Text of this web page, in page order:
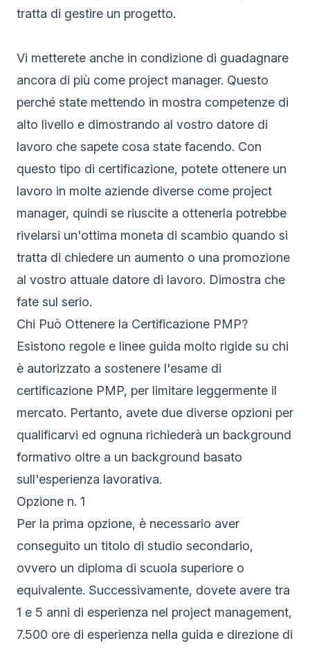
tratta di gestire un progetto.
Vi metterete anche in condizione di guadagnare
ancora di più come project manager. Questo
perché state mettendo in mostra competenze di
alto livello e dimostrando al vostro datore di
lavoro che sapete cosa state facendo. Con
questo tipo di certificazione, potete ottenere un
lavoro in molte aziende diverse come project
manager, quindi se riuscite a ottenerla potrebbe
rivelarsi un'ottima moneta di scambio quando si
tratta di chiedere un aumento o una promozione
al vostro attuale datore di lavoro. Dimostra che
fate sul serio.
Chi Può Ottenere la Certificazione PMP?
Esistono regole e linee guida molto rigide su chi
è autorizzato a sostenere l'esame di
certificazione PMP, per limitare leggermente il
mercato. Pertanto, avete due diverse opzioni per
qualificarvi ed ognuna richiederà un background
formativo oltre a un background basato
sull'esperienza lavorativa.
Opzione n. 1
Per la prima opzione, è necessario aver
conseguito un titolo di studio secondario,
ovvero un diploma di scuola superiore o
equivalente. Successivamente, dovete avere tra
1 e 5 anni di esperienza nel project management,
7.500 ore di esperienza nella guida e direzione di